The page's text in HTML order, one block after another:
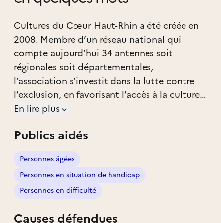
Cultures du Cœur Haut-Rhin a été créée en
2008. Membre d’un réseau national qui
compte aujourd’hui 34 antennes soit
régionales soit départementales,
l’association s’investit dans la lutte contre
l’exclusion, en favorisant l’accès à la culture,
aux loisirs et aux sports à des personnes en
Haut-Rhin.
Rappelons-le : l'accès à la culture est un droit
pour chaque personne, quelles que soient sa
nationalité, sa situation sociale, financière et
relative à la lutte contre les exclusions le
En lire plus
Publics aidés
Personnes âgées
Personnes en situation de handicap
Personnes en difficulté
Causes défendues